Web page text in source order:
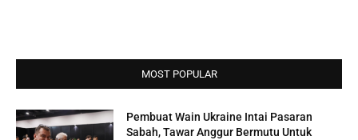
MOST POPULAR
Pembuat Wain Ukraine Intai Pasaran
Sabah, Tawar Anggur Bermutu Untuk